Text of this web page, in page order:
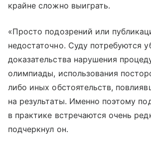
крайне сложно выиграть.
«Просто подозрений или
недостаточно. Суду потребуются
доказательства нарушения
олимпиады, использования
либо иных обстоятельств,
на результаты. Именно поэтому
в практике встречаются очень
подчеркнул он.